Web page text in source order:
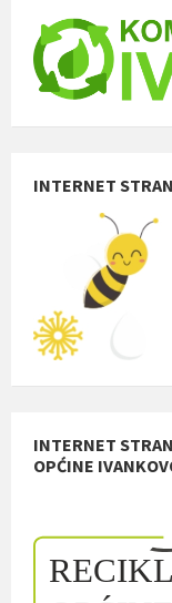
INTERNET
INTERNET
OPĆINE